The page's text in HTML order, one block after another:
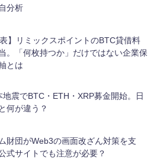
分析
表】リミックスポイントのBTC貸借料
。「何枚持つか」だけではない企業保
とは
地震でBTC・ETH・XRP募金開始。日
何が違う？
財団がWeb3の画面改ざん対策を支
式サイトでも注意が必要？